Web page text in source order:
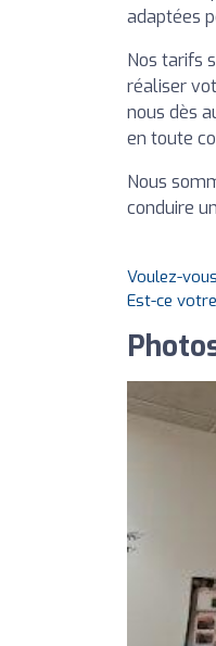
adaptées
Nos tarifs
réaliser
nous dès
en toute
Nous
conduire
Voulez-
Est-ce